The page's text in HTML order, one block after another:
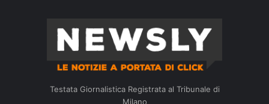
Testata Giornalistica Registrata al Tribunale di
Milano